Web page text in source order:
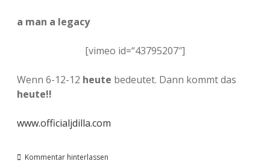
a man a legacy
[vimeo id=“43795207″]
Wenn 6-12-12 heute bedeutet. Dann kommt das
heute!!
www.officialjdilla.com
Kommentar hinterlassen